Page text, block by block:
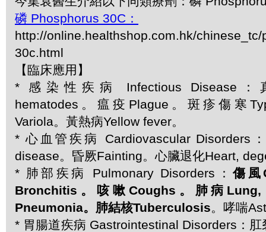
磷 Phosphorus 30C：
http://online.healthshop.com.hk/chinese_tc/
30c.html
【臨床應用】
* 感染性疾病 Infectious Disease：
hematodes。瘟疫Plague。斑疹傷寒
Variola。黃熱病Yellow fever。
* 心血管疾病 Cardiovascular Disorders
disease。昏厥Fainting。心臟退化Heart,
* 肺部疾病 Pulmonary Disorders：傷風
Bronchitis。咳嗽Coughs。肺病
Pneumonia。肺結核Tuberculosis。哮喘
* 胃腸道疾病 Gastrointestinal Disorders：